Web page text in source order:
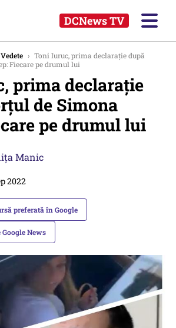
DCNews TV
Vedete › Toni Iuruc, prima declarație după
Fiecare pe drumul lui
prima declarație
de Simona
pe drumul lui
Manic
2022
preferată în Google
News